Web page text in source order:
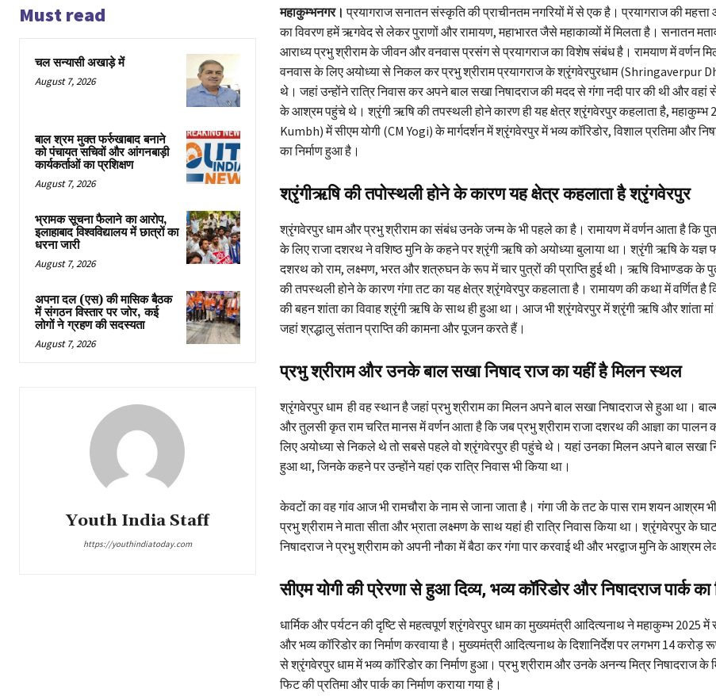
Must read
चल सन्यासी अखाड़े में
August 7, 2026
बाल श्रम मुक्त फर्रुखाबाद बनाने
को पंचायत सचिवों और आंगनबाड़ी
कार्यकर्ताओं का प्रशिक्षण
August 7, 2026
भ्रामक सूचना फैलाने का आरोप,
इलाहाबाद विश्वविद्यालय में छात्रों का
धरना जारी
August 7, 2026
अपना दल (एस) की मासिक बैठक
में संगठन विस्तार पर जोर, कई
लोगों ने ग्रहण की सदस्यता
August 7, 2026
Youth India Staff
https://youthindiatoday.com
महाकुम्भनगर। प्रयागराज सनातन संस्कृति की प्राचीनतम नगरियों में से एक है। प्रयागराज की महत्ता
का विवरण हमें ऋगवेद से लेकर पुराणों और रामायण, महाभारत जैसे महाकाव्यों में मिलता है। सनातन
आराध्य प्रभु श्रीराम के जीवन और वनवास प्रसंग से प्रयागराज का विशेष संबंध है। रामयाण में वर्णन
वनवास के लिए अयोध्या से निकल कर प्रभु श्रीराम प्रयागराज के श्रृंगवेरपुरधाम (Shringaverpur
थे। जहां उन्होंने रात्रि निवास कर अपने बाल सखा निषादराज की मदद से गंगा नदी पार की थी और वहां से
के आश्रम पहुंचे थे। श्रृंगी ऋषि की तपस्थली होने कारण ही यह क्षेत्र श्रृंगवेरपुर कहलाता है, महाकुम्भ
Kumbh) में सीएम योगी (CM Yogi) के मार्गदर्शन में श्रृंगवेरपुर में भव्य कॉरिडोर, विशाल प्रतिमा और
का निर्माण हुआ है।
श्रृंगीऋषि की तपोस्थली होने के कारण यह क्षेत्र कहलाता है श्रृंगवेरपुर
श्रृंगवेरपुर धाम और प्रभु श्रीराम का संबंध उनके जन्म के भी पहले का है। रामायण में वर्णन आता है कि
के लिए राजा दशरथ ने वशिष्ठ मुनि के कहने पर श्रृंगी ऋषि को अयोध्या बुलाया था। श्रृंगी ऋषि के यज्ञ
दशरथ को राम, लक्ष्मण, भरत और शत्रुघन के रूप में चार पुत्रों की प्राप्ति हुई थी। ऋषि विभाण्डक के
की तपस्थली होने के कारण गंगा तट का यह क्षेत्र श्रृंगवेरपुर कहलाता है। रामायण की कथा में वर्णित है
की बहन शांता का विवाह श्रृंगी ऋषि के साथ ही हुआ था। आज भी श्रृंगवेरपुर में श्रृंगी ऋषि और शांता मां
जहां श्रद्धालु संतान प्राप्ति की कामना और पूजन करते हैं।
प्रभु श्रीराम और उनके बाल सखा निषाद राज का यहीं है मिलन स्थल
श्रृंगवेरपुर धाम ही वह स्थान है जहां प्रभु श्रीराम का मिलन अपने बाल सखा निषादराज से हुआ था।
और तुलसी कृत राम चरित मानस में वर्णन आता है कि जब प्रभु श्रीराम राजा दशरथ की आज्ञा का
लिए अयोध्या से निकले थे तो सबसे पहले वो श्रृंगवेरपुर ही पहुंचे थे। यहां उनका मिलन अपने बाल सखा
हुआ था, जिनके कहने पर उन्होंने यहां एक रात्रि निवास भी किया था।
केवटों का वह गांव आज भी रामचौरा के नाम से जाना जाता है। गंगा जी के तट के पास राम शयन आश्रम भी
प्रभु श्रीराम ने माता सीता और भ्राता लक्ष्मण के साथ यहां ही रात्रि निवास किया था। श्रृंगवेरपुर के
निषादराज ने प्रभु श्रीराम को अपनी नौका में बैठा कर गंगा पार करवाई थी और भरद्वाज मुनि के आश्रम
सीएम योगी की प्रेरणा से हुआ दिव्य, भव्य कॉरिडोर और निषादराज पार्क का
धार्मिक और पर्यटन की दृष्टि से महत्वपूर्ण श्रृंगवेरपुर धाम का मुख्यमंत्री आदित्यनाथ ने महाकुम्भ 2025 में
और भव्य कॉरिडोर का निर्माण करवाया है। मुख्यमंत्री आदित्यनाथ के दिशानिर्देश पर लगभग 14 करोड़
से श्रृंगवेरपुर धाम में भव्य कॉरिडोर का निर्माण हुआ। प्रभु श्रीराम और उनके अनन्य मित्र निषादराज के
फिट की प्रतिमा और पार्क का निर्माण कराया गया है।